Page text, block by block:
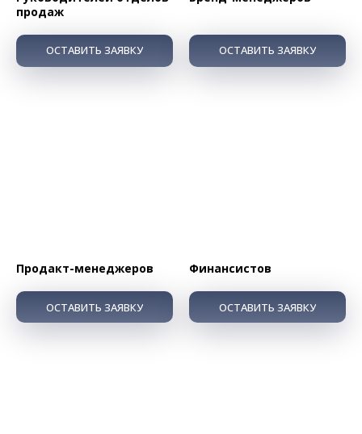
продаж
ОСТАВИТЬ ЗАЯВКУ ОСТАВИТЬ ЗАЯВКУ
Продакт-менеджеров
ОСТАВИТЬ ЗАЯВКУ
Финансистов
ОСТАВИТЬ ЗАЯВКУ